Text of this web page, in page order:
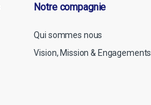
Notre compagnie
Qui sommes nous
Vision, Mission & Engagements